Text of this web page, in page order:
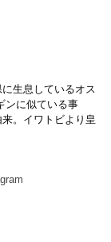
生息しているオス
ンに似ている事
来。イワトビより皇